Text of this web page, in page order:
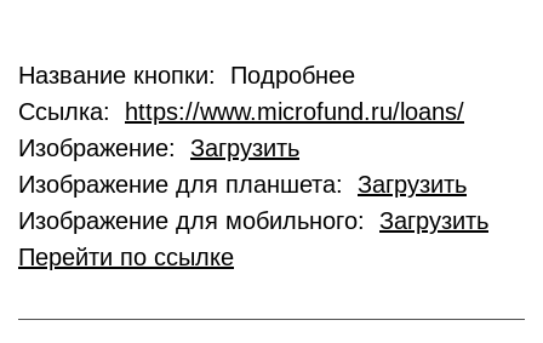
Название кнопки: Подробнее
Ссылка:
https://www.microfund.ru/loans/
Изображение: Загрузить
Изображение для планшета: Загрузить
Изображение для мобильного: Загрузить
Перейти по ссылке